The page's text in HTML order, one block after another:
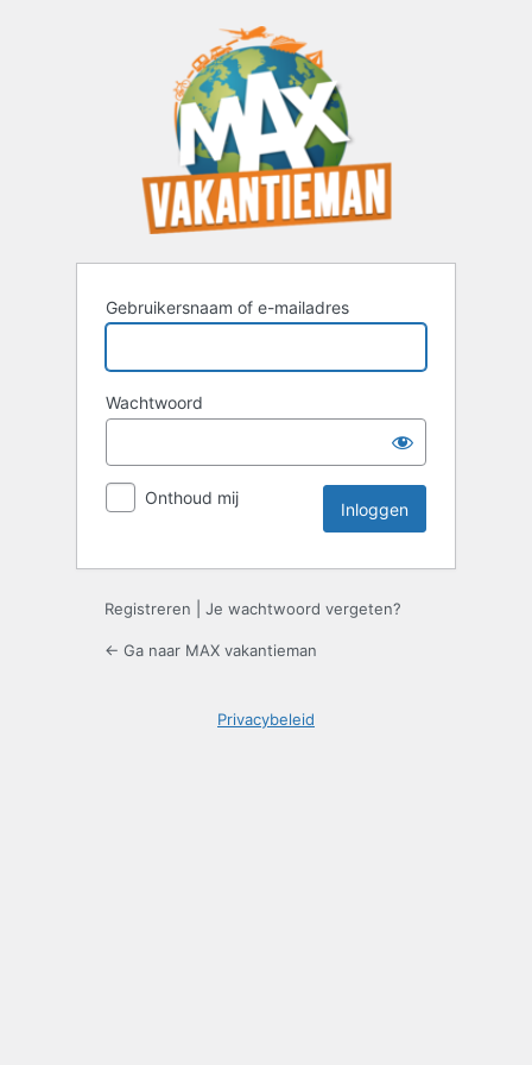
Gebruikersnaam of e-mailadres
Wachtwoord
Onthoud mij
Registreren Je wachtwoord vergeten?
← Ga naar MAX vakantieman
Privacybeleid